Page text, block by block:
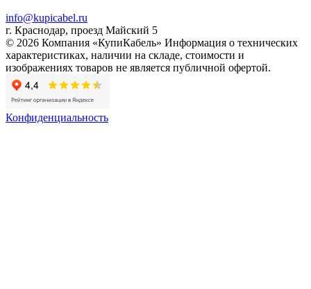
info@kupicabel.ru
г. Краснодар, проезд Майский 5
© 2026 Компания «КупиКабель» Информация о технических
характеристиках, наличии на складе, стоимости и
изображениях товаров не является публичной офертой.
Конфиденциальность